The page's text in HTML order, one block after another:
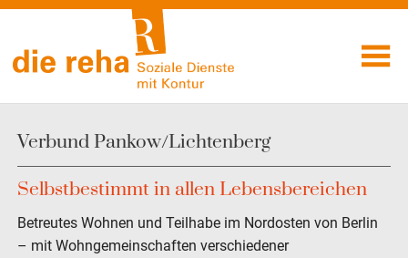
Skip
content
Visuelle
öffnen.
Soziale
Dienste mit
Kontur
Verbund Pankow/Lichtenberg
Selbstbestimmt in allen Lebensbereichen
Betreutes Wohnen und Teilhabe im Nordosten von Berlin
– mit Wohngemeinschaften verschiedener